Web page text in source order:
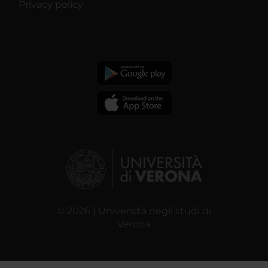
Privacy policy
© 2026 | Università degli studi di
Verona